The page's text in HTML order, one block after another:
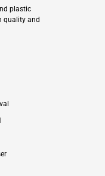
plastic
quality and